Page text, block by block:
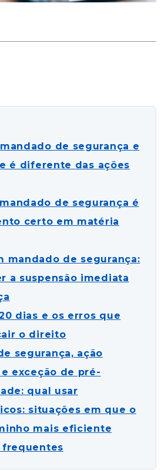
de segurança e
é diferente das ações
de segurança é
certo em matéria
mandado de segurança:
a suspensão imediata
dias e os erros que
o direito
segurança, ação
exceção de pré-
qual usar
situações em que o
mais eficiente
frequentes